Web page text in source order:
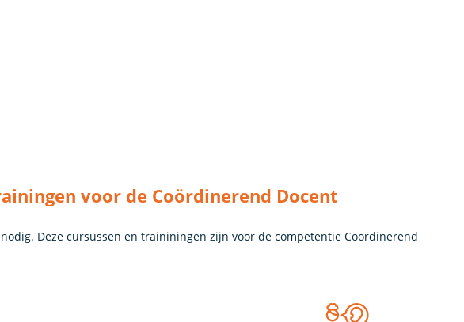
voor de Coördinerend Docent
Deze cursussen en traininingen zijn voor de competentie Coördinerend